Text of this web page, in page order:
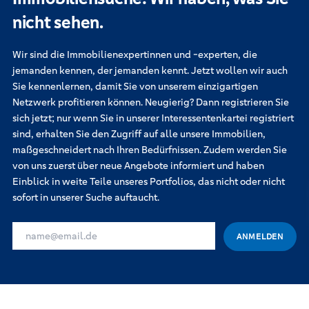
nicht sehen.
Wir sind die Immobilienexpertinnen und -experten, die
jemanden kennen, der jemanden kennt. Jetzt wollen wir auch
Sie kennenlernen, damit Sie von unserem einzigartigen
Netzwerk profitieren können. Neugierig? Dann registrieren Sie
sich jetzt; nur wenn Sie in unserer Interessentenkartei registriert
sind, erhalten Sie den Zugriff auf alle unsere Immobilien,
maßgeschneidert nach Ihren Bedürfnissen. Zudem werden Sie
von uns zuerst über neue Angebote informiert und haben
Einblick in weite Teile unseres Portfolios, das nicht oder nicht
sofort in unserer Suche auftaucht.
IHRE E-MAIL-ADRESSE FÜR DIE INTERESSENKARTEI
ANMELDEN